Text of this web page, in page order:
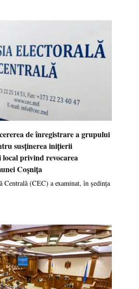
de înregistrare a grupului
susținerea inițierii
privind revocarea
Coșnița
Centrală (CEC) a examinat, în ședința